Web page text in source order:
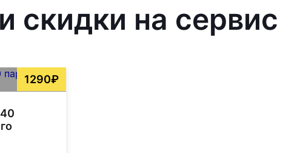
скидки на
1290₽